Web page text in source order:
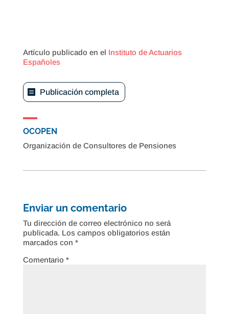
Artículo publicado en el Instituto de Actuarios
Españoles
Publicación completa
OCOPEN
Organización de Consultores de Pensiones
Enviar un comentario
Tu dirección de correo electrónico no será
publicada. Los campos obligatorios están
marcados con *
Comentario *